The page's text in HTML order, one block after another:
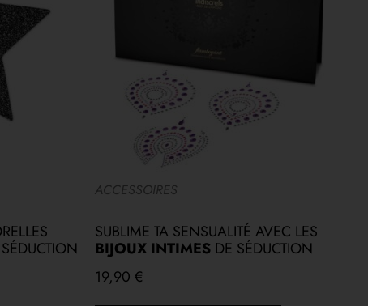
ACCESSOIRES
SUBLIME TA SENSUALITÉ AVEC LES
BIJOUX INTIMES DE SÉDUCTION
19,90 €